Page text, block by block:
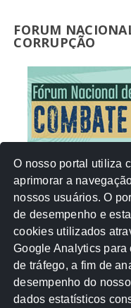
FORUM
CORRUPÇÃO
NUVEM DE TAGS
Acontece na Rede
Atricon Audicom
CREA-MT Eventos
O nosso portal utiliza
aprimorar a
nossos usuários. O
de desempenho e
cookies utilizados
Google Analytics
de tráfego, a fim de
desempenho do
dados estatísticos